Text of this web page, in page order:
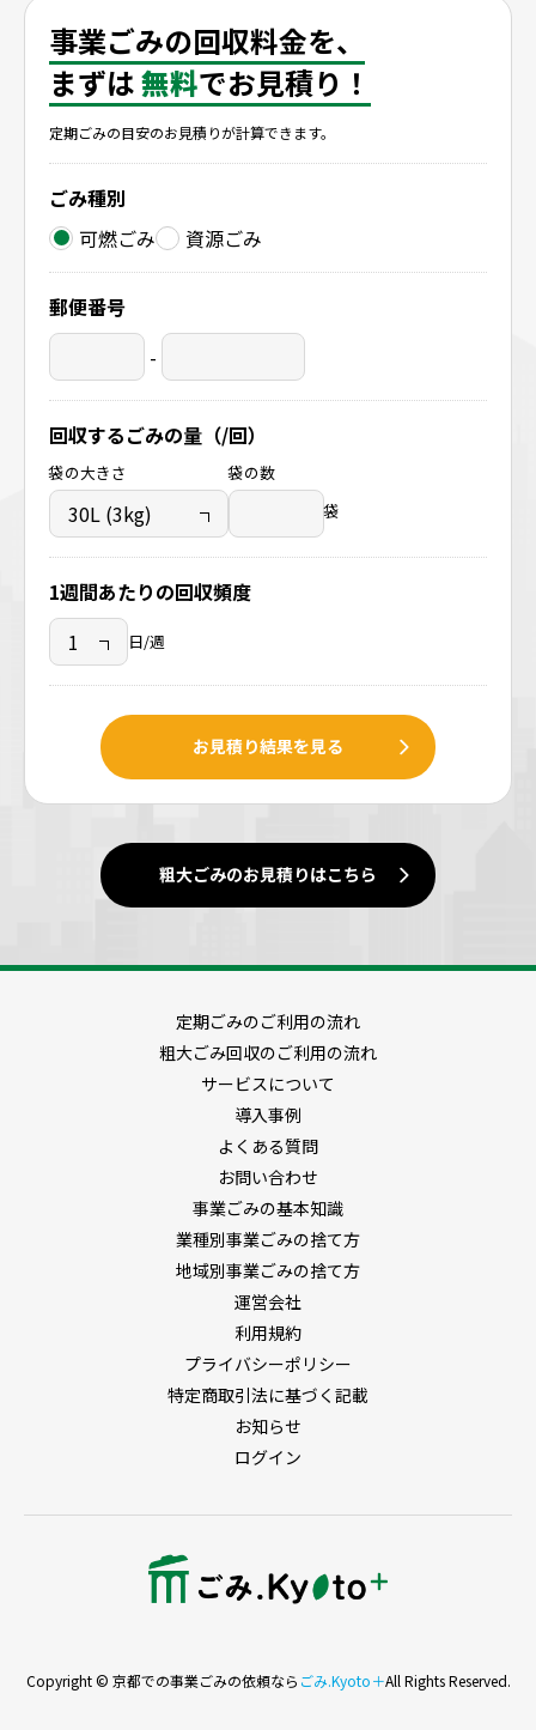
事業ごみの回収料金を、
まずは無料でお見積り！
定期ごみの目安のお見積りが計算できます。
ごみ種別
可燃ごみ
資源ごみ
郵便番号
-
回収するごみの量（/回）
袋の大きさ
袋の数
袋
1週間あたりの回収頻度
日/週
お見積り結果を見る
粗大ごみのお見積りはこちら
定期ごみのご利用の流れ
粗大ごみ回収のご利用の流れ
サービスについて
導入事例
よくある質問
お問い合わせ
事業ごみの基本知識
業種別事業ごみの捨て方
地域別事業ごみの捨て方
運営会社
利用規約
プライバシーポリシー
特定商取引法に基づく記載
お知らせ
ログイン
Copyright © 京都での事業ごみの依頼なら ごみ.Kyoto＋All Rights Reserved.